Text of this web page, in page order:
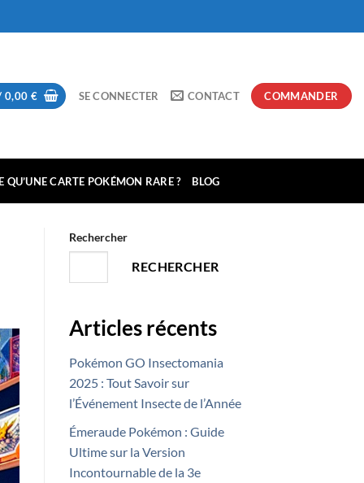
0,00 € SE CONNECTER CONTACT COMMANDER
QU’UNE CARTE POKÉMON RARE ? BLOG
Rechercher
RECHERCHER
Articles récents
Pokémon GO Insectomania
2025 : Tout Savoir sur
l’Événement Insecte de l’Année
Émeraude Pokémon : Guide
Ultime sur la Version
Incontournable de la 3e